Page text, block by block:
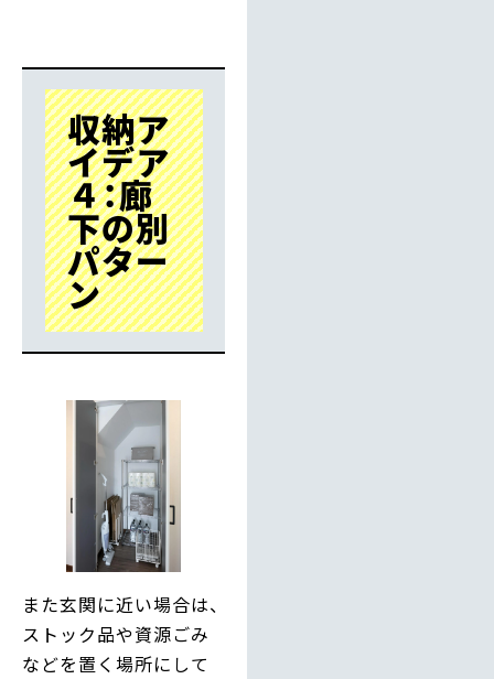
収納ア
イデア
４：廊
下の別
パター
ン
また玄関に近い場合は、
ストック品や資源ごみ
などを置く場所にして